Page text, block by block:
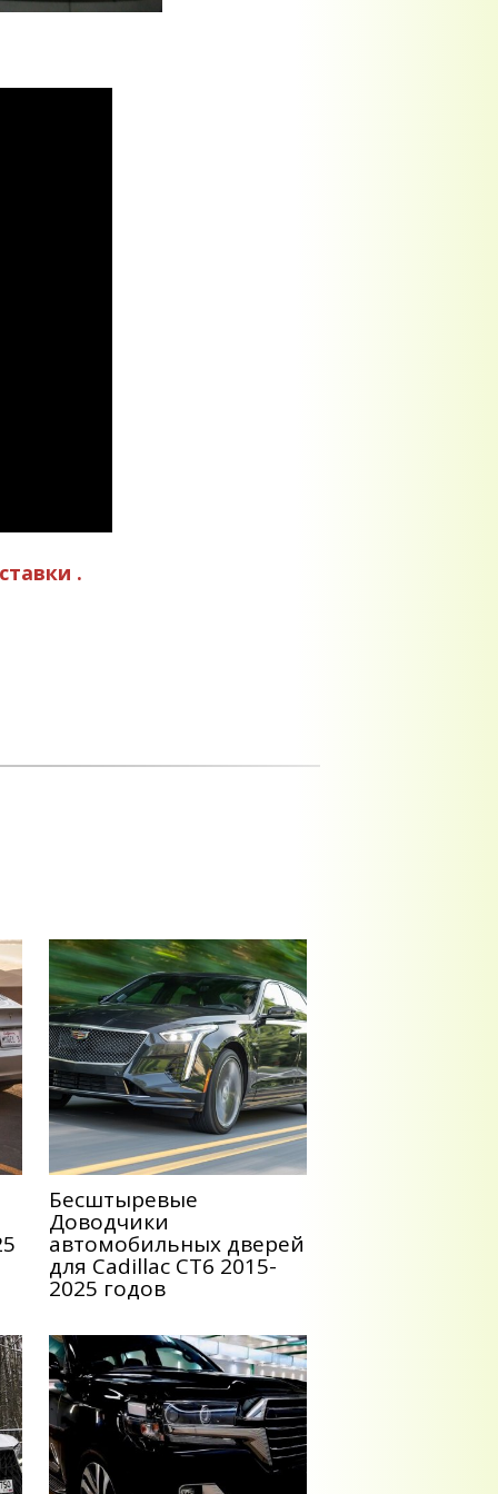
.
Беcштыревые
Доводчики
автомобильных дверей
для Cadillac CT6 2015-
2025 годов